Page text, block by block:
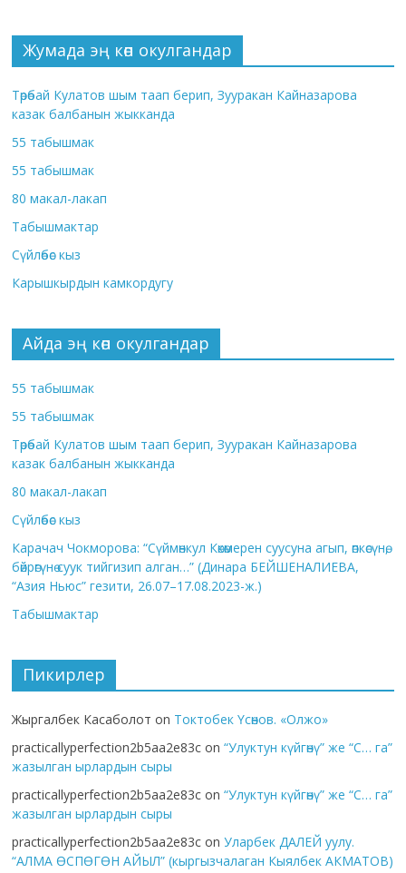
Жумада эң көп окулгандар
Төрөбай Кулатов шым таап берип, Зууракан Кайназарова
казак балбанын жыкканда
55 табышмак
55 табышмак
80 макал-лакап
Табышмактар
Сүйлөбөс кыз
Карышкырдын камкордугу
Айда эң көп окулгандар
55 табышмак
55 табышмак
Төрөбай Кулатов шым таап берип, Зууракан Кайназарова
казак балбанын жыкканда
80 макал-лакап
Сүйлөбөс кыз
Карачач Чокморова: “Сүймөнкул Көкөмерен суусуна агып, өпкөсүнө,
бөйрөгүнө суук тийгизип алган…” (Динара БЕЙШЕНАЛИЕВА,
“Азия Ньюс” гезити, 26.07–17.08.2023-ж.)
Табышмактар
Пикирлер
Жыргалбек Касаболот on Токтобек Үсөнов. «Олжо»
practicallyperfection2b5aa2e83c on“Улуктун күйгөнү” же “С… га”
жазылган ырлардын сыры
practicallyperfection2b5aa2e83c on“Улуктун күйгөнү” же “С… га”
жазылган ырлардын сыры
practicallyperfection2b5aa2e83c onУларбек ДАЛЕЙ уулу.
“АЛМА ӨСПӨГӨН АЙЫЛ” (кыргызчалаган Кыялбек АКМАТОВ)